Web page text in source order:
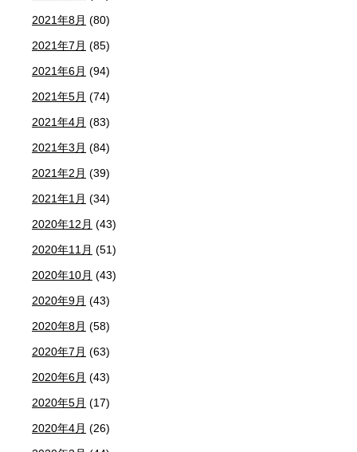
2021年8月 (80)
2021年7月 (85)
2021年6月 (94)
2021年5月 (74)
2021年4月 (83)
2021年3月 (84)
2021年2月 (39)
2021年1月 (34)
2020年12月 (43)
2020年11月 (51)
2020年10月 (43)
2020年9月 (43)
2020年8月 (58)
2020年7月 (63)
2020年6月 (43)
2020年5月 (17)
2020年4月 (26)